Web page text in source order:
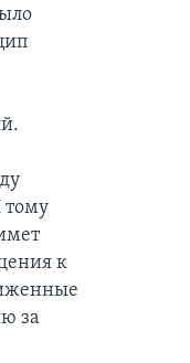
тому
к
за